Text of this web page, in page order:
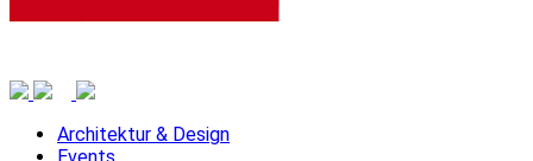
Architektur & Design